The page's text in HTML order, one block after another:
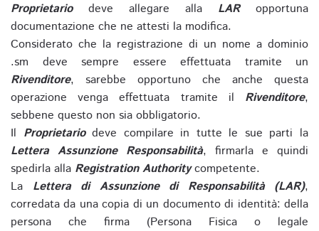
Proprietariodeve allegare alla LARopportuna
documentazione che ne attesti la modifica.
Considerato che la registrazione di un nome a dominio
.sm deve sempre essere effettuata tramite un
Rivenditore, sarebbe opportuno che anche questa
operazione venga effettuata tramite il Rivenditore,
sebbene questo non sia obbligatorio.
Il Proprietariodeve compilare in tutte le sue parti la
Lettera Assunzione Responsabilità, firmarla e quindi
spedirla alla Registration Authoritycompetente.
La Lettera di Assunzione di Responsabilità (LAR),
corredata da una copia di un documento di identità: della
persona che firma (Persona Fisica o legale